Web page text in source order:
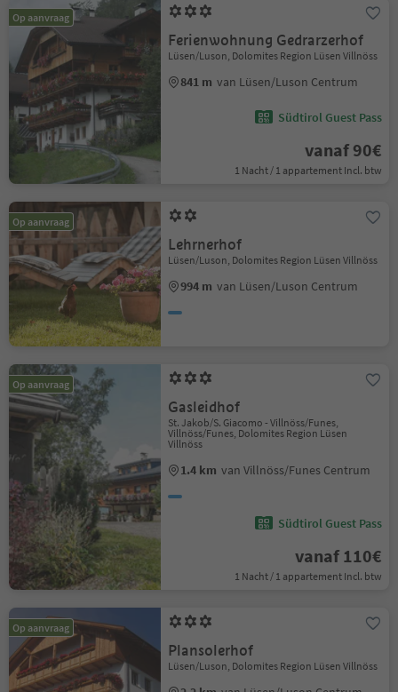
Op aanvraag
Ferienwohnung Gedrarzerhof
Lüsen/Luson, Dolomites Region Lüsen Villnöss
841 m van Lüsen/Luson Centrum
Südtirol Guest Pass
vanaf 90€
1 Nacht / 1 appartement Incl. btw
Op aanvraag
Lehrnerhof
Lüsen/Luson, Dolomites Region Lüsen Villnöss
994 m van Lüsen/Luson Centrum
Op aanvraag
Gasleidhof
St. Jakob/S. Giacomo - Villnöss/Funes,
Villnöss/Funes, Dolomites Region Lüsen
Villnöss
1.4 km van Villnöss/Funes Centrum
Südtirol Guest Pass
vanaf 110€
1 Nacht / 1 appartement Incl. btw
Op aanvraag
Plansolerhof
Lüsen/Luson, Dolomites Region Lüsen Villnöss